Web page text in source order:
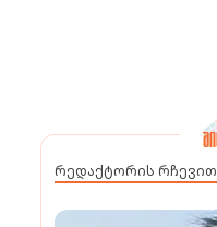
რედაქტორის რჩევით